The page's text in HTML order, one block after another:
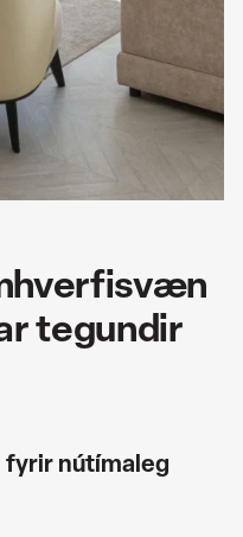
tegundir
nútímaleg